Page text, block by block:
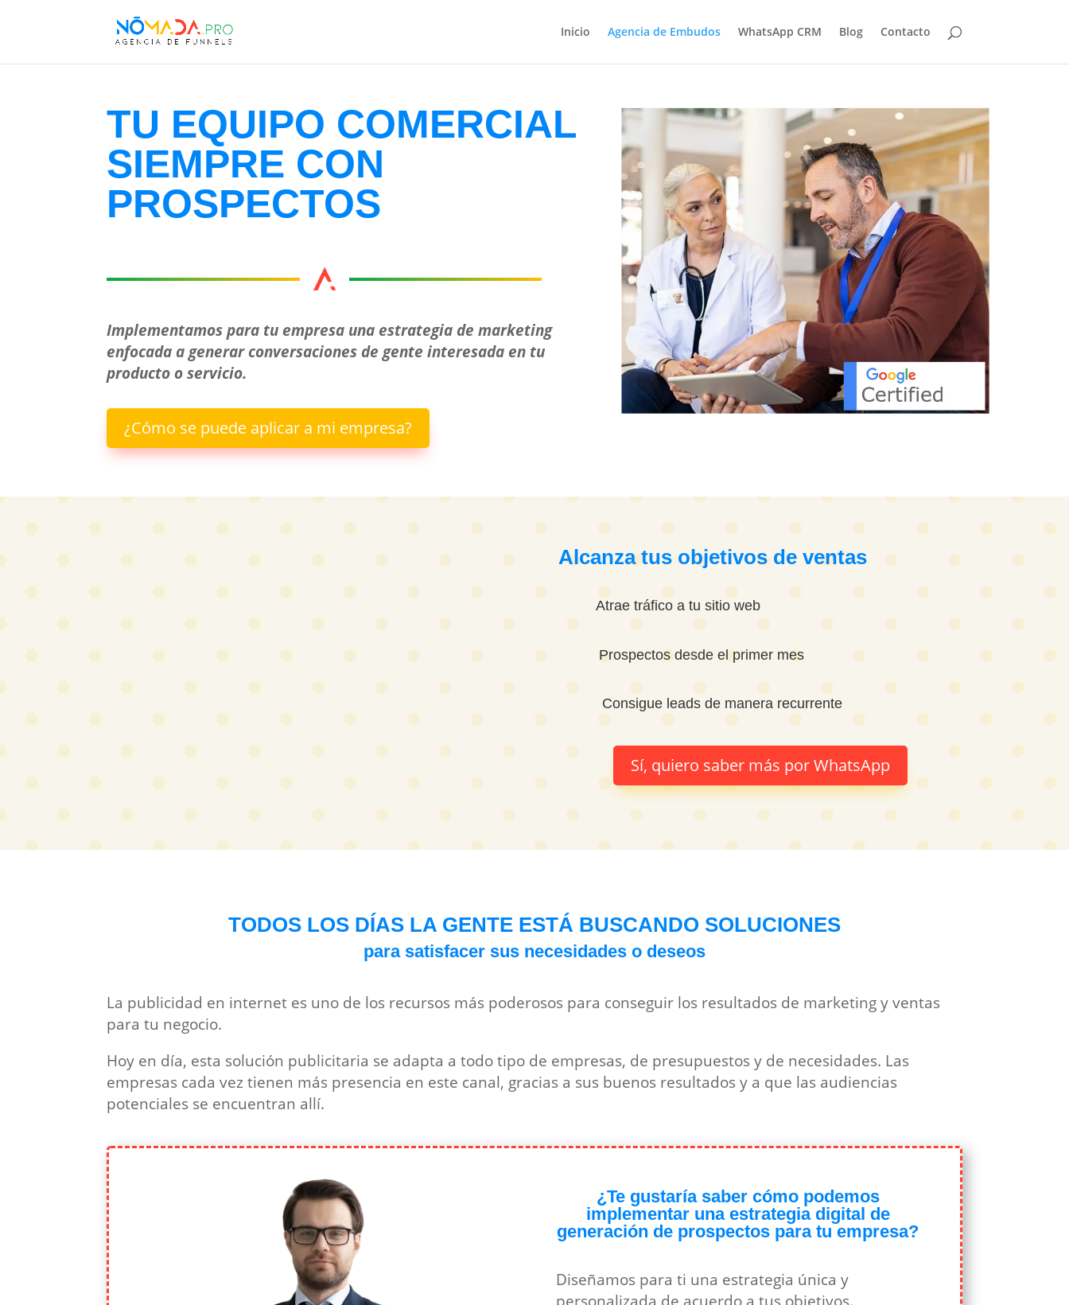
Inicio Agencia de Embudos WhatsApp CRM Blog Contacto
TU EQUIPO COMERCIAL
SIEMPRE CON
PROSPECTOS
Implementamos para tu empresa una estrategia de marketing
enfocada a generar conversaciones de gente interesada en tu
producto o servicio.
¿Cómo se puede aplicar a mi empresa?
Alcanza tus objetivos de ventas
Atrae tráfico a tu sitio web
Prospectos desde el primer mes
Consigue leads de manera recurrente
Sí, quiero saber más por WhatsApp
TODOS LOS DÍAS LA GENTE ESTÁ BUSCANDO SOLUCIONES
para satisfacer sus necesidades o deseos
La publicidad en internet es uno de los recursos más poderosos para conseguir los resultados de marketing y ventas
para tu negocio.
Hoy en día, esta solución publicitaria se adapta a todo tipo de empresas, de presupuestos y de necesidades. Las
empresas cada vez tienen más presencia en este canal, gracias a sus buenos resultados y a que las audiencias
potenciales se encuentran allí.
¿Te gustaría saber cómo podemos
implementar una estrategia digital de
generación de prospectos para tu empresa?
Diseñamos para ti una estrategia única y